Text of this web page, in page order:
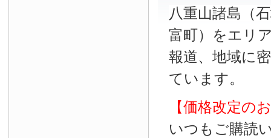
八重山諸島（
富町）をエリ
報道、地域に
ています。
【価格改定の
いつもご購読